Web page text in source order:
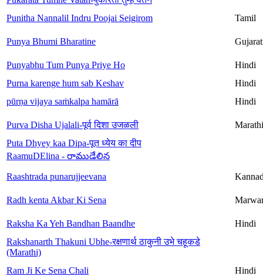
Punitha Nannalil Indru Poojai Seigirom
Tamil
Punya Bhumi Bharatine
Punyabhu Tum Punya Priye Ho
Hindi
Purna karenge hum sab Keshav
Hindi
pūrṇa vijaya saṁkalpa hamārā
Hindi
Purva Disha Ujalali-पूर्व दिशा उजळली
Marathi
Puta Dhyey kaa Dipa-पूत ध्येय का दीप
RaamuDElina - రాముడేలిన
Raashtrada punarujjeevana
Radh kenta Akbar Ki Sena
Raksha Ka Yeh Bandhan Baandhe
Hindi
Rakshanarth Thakuni Ubhe-रक्षणार्थ ठाकुनी उभे चहूकडे
(Marathi)
Ram Ji Ke Sena Chali
Hindi